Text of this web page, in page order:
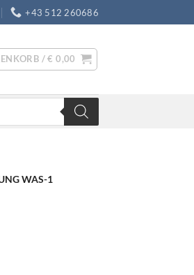
+43 512 260686
/€ 0,00
WAS-1